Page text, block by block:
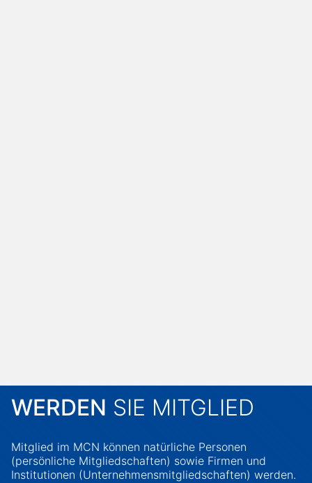
WERDEN SIE MITGLIED
Mitglied im MCN können natürliche Personen
(persönliche Mitgliedschaften) sowie Firmen und
Institutionen (Unternehmensmitgliedschaften) werden.